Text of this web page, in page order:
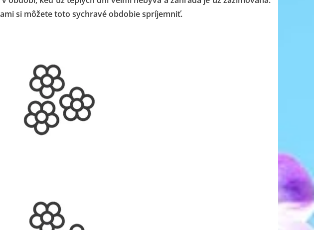
si môžete toto sychravé obdobie spríjemniť.